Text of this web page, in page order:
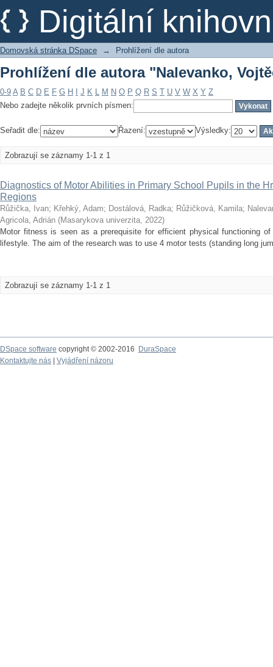
Digitální
Prohlížení dle autora "Nalevanko,
Domovská stránka DSpace → Prohlížení dle autora
Prohlížení dle autora "Nalevanko,
0-9 A B C D E F G H J K L M N O P Q R S T U V W X Y Z
Nebo zadejte několik prvních písmen:
Seřadit dle: Řazení: Výsledky:
Zobrazují se záznamy 1-1 z 1
Diagnostics of Motor Abilities in Primary School Pupils in the
Regions
Růžička, Ivan; Křehký, Adam; Dostálová, Radka; Růžičková, Kamila;
Agricola, Adrián (Masarykova univerzita, 2022)
Motor fitness is seen as a prerequisite for efficient physical functioning
lifestyle. The aim of the research was to use 4 motor tests (standing long
Zobrazují se záznamy 1-1 z 1
DSpace software copyright © 2002-2016
DuraSpace
Kontaktujte nás
Vyjádření názoru